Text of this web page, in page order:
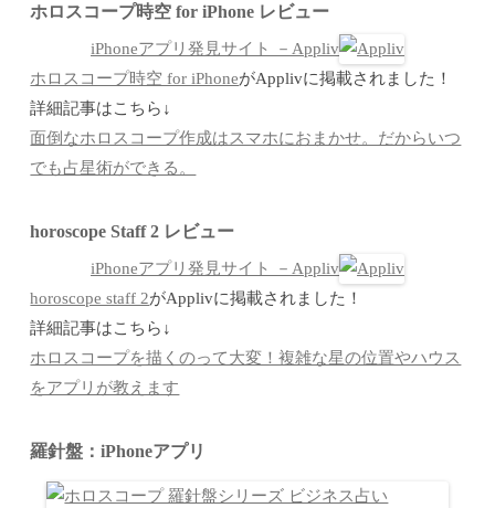
ホロスコープ時空 for iPhone レビュー
iPhoneアプリ発見サイト －Appliv
ホロスコープ時空 for iPhoneがApplivに掲載されました！
詳細記事はこちら↓
面倒なホロスコープ作成はスマホにおまかせ。だからいつ
でも占星術ができる。
horoscope Staff 2 レビュー
iPhoneアプリ発見サイト －Appliv
horoscope staff 2がApplivに掲載されました！
詳細記事はこちら↓
ホロスコープを描くのって大変！複雑な星の位置やハウス
をアプリが教えます
羅針盤：iPhoneアプリ